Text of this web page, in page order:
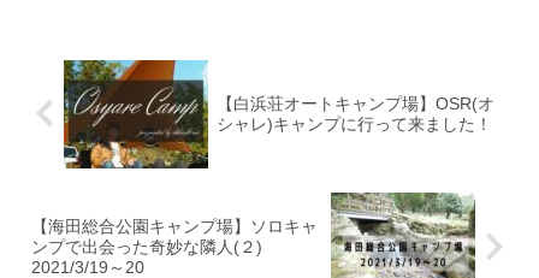
【白浜荘オートキャンプ場】OSR(オ
シャレ)キャンプに行って来ました！
【海田総合公園キャンプ場】ソロキャ
ンプで出会った奇妙な隣人(２)
2021/3/19～20